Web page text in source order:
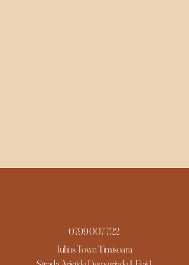
0799 007 722
Iulius Town Timisoara